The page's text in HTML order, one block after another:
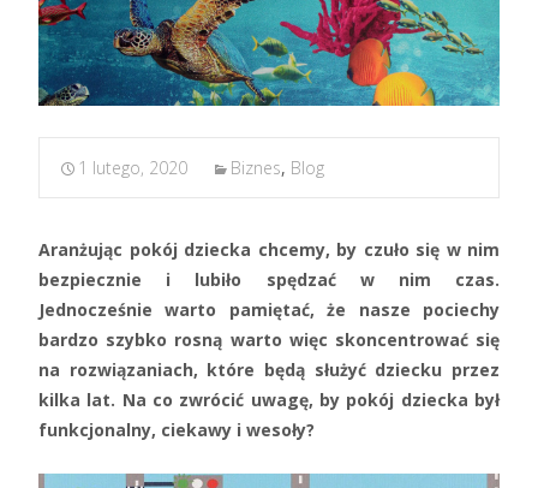
1 lutego, 2020 Biznes, Blog
Aranżując pokój dziecka chcemy, by czuło się w nim
bezpiecznie i lubiło spędzać w nim czas.
Jednocześnie warto pamiętać, że nasze pociechy
bardzo szybko rosną warto więc skoncentrować się
na rozwiązaniach, które będą służyć dziecku przez
kilka lat. Na co zwrócić uwagę, by pokój dziecka był
funkcjonalny, ciekawy i wesoły?